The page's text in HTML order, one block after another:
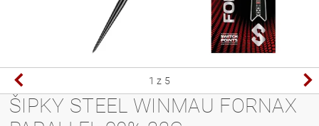
1 z 5
ŠIPKY STEEL WINMAU FORNAX